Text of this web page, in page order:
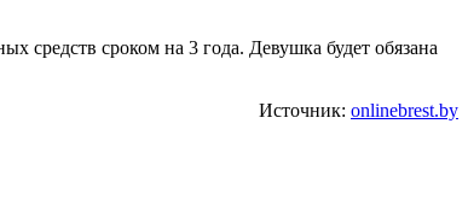
средств сроком на 3 года. Девушка будет обязана
Источник: onlinebrest.by